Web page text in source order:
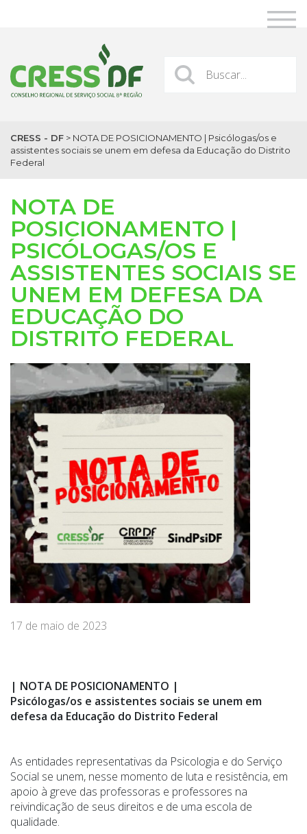
CRESS - DF > NOTA DE POSICIONAMENTO | Psicólogas/os e
assistentes sociais se unem em defesa da Educação do Distrito
Federal
NOTA DE
POSICIONAMENTO |
PSICÓLOGAS/OS E
ASSISTENTES SOCIAIS SE
UNEM EM DEFESA DA
EDUCAÇÃO DO
DISTRITO FEDERAL
17 de maio de 2023
| NOTA DE POSICIONAMENTO |
Psicólogas/os e assistentes sociais se unem em
defesa da Educação do Distrito Federal
As entidades representativas da Psicologia e do Serviço
Social se unem, nesse momento de luta e resistência, em
apoio à greve das professoras e professores na
reivindicação de seus direitos e de uma escola de
qualidade.